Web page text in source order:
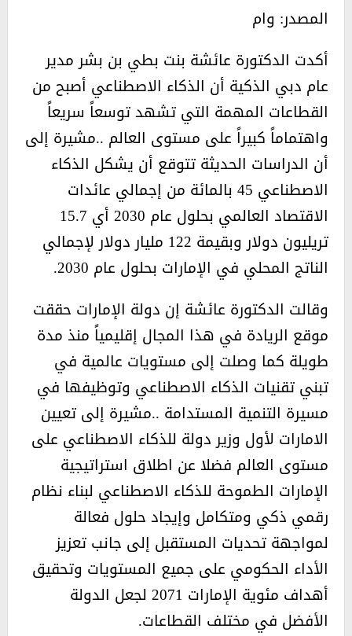
المصدر: وام
أكدت الدكتورة عائشة بنت بطي بن بشر مدير
عام دبي الذكية أن الذكاء الاصطناعي أصبح من
القطاعات المهمة التي تشهد توسعاً سريعاً
واهتماماً كبيراً على مستوى العالم ..مشيرة إلى
أن الدراسات الحديثة تتوقع أن يشكل الذكاء
الاصطناعي 45 بالمائة من إجمالي عائدات
الاقتصاد العالمي بحلول عام 2030 أي 15.7
تريليون دولار وبقيمة 122 مليار دولار لإجمالي
الناتج المحلي في الإمارات بحلول عام 2030.
وقالت الدكتورة عائشة إن دولة الإمارات حققت
موقع الريادة في هذا المجال إقليمياً منذ مدة
طويلة كما وصلت إلى مستويات عالمية في
تبني تقنيات الذكاء الاصطناعي وتوظيفها في
مسيرة التنمية المستدامة ..مشيرة إلى تعيين
الامارات لأول وزير دولة للذكاء الاصطناعي على
مستوى العالم فضلا عن اطلاق استراتيجية
الإمارات الطموحة للذكاء الاصطناعي لبناء نظام
رقمي ذكي ومتكامل وإيجاد حلول فعالة
لمواجهة تحديات المستقبل إلى جانب تعزيز
الأداء الحكومي على جميع المستويات وتحقيق
أهداف مئوية الإمارات 2071 لجعل الدولة
الأفضل في مختلف القطاعات.